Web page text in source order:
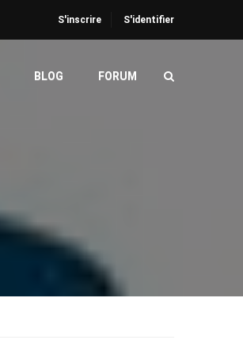
S'inscrire S'identifier
BLOG FORUM